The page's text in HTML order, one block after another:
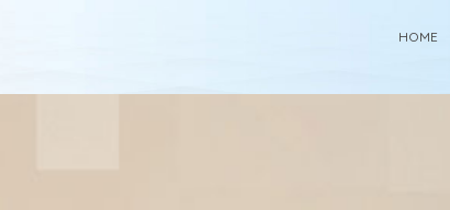
HOME